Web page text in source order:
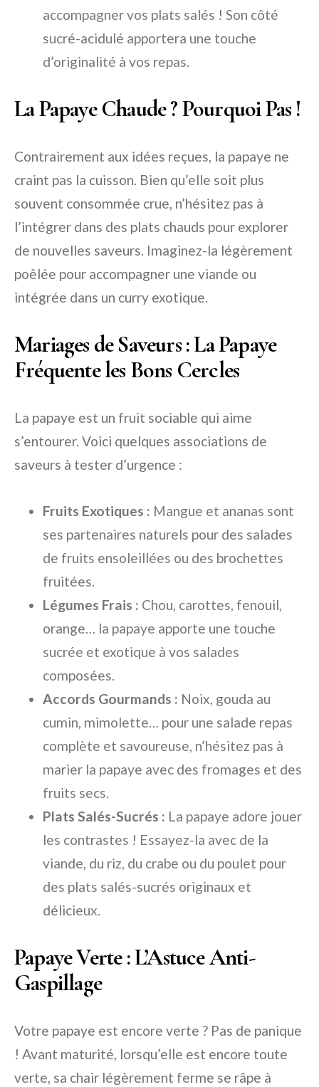
accompagner vos plats salés ! Son côté
sucré-acidulé apportera une touche
d’originalité à vos repas.
La Papaye Chaude ? Pourquoi Pas !
Contrairement aux idées reçues, la papaye ne
craint pas la cuisson. Bien qu’elle soit plus
souvent consommée crue, n’hésitez pas à
l’intégrer dans des plats chauds pour explorer
de nouvelles saveurs. Imaginez-la légèrement
poêlée pour accompagner une viande ou
intégrée dans un curry exotique.
Mariages de Saveurs : La Papaye
Fréquente les Bons Cercles
La papaye est un fruit sociable qui aime
s’entourer. Voici quelques associations de
saveurs à tester d’urgence :
Fruits Exotiques : Mangue et ananas sont
ses partenaires naturels pour des salades
de fruits ensoleillées ou des brochettes
fruitées.
Légumes Frais : Chou, carottes, fenouil,
orange… la papaye apporte une touche
sucrée et exotique à vos salades
composées.
Accords Gourmands : Noix, gouda au
cumin, mimolette… pour une salade repas
complète et savoureuse, n’hésitez pas à
marier la papaye avec des fromages et des
fruits secs.
Plats Salés-Sucrés : La papaye adore jouer
les contrastes ! Essayez-la avec de la
viande, du riz, du crabe ou du poulet pour
des plats salés-sucrés originaux et
délicieux.
Papaye Verte : L’Astuce Anti-
Gaspillage
Votre papaye est encore verte ? Pas de panique
! Avant maturité, lorsqu’elle est encore toute
verte, sa chair légèrement ferme se râpe à